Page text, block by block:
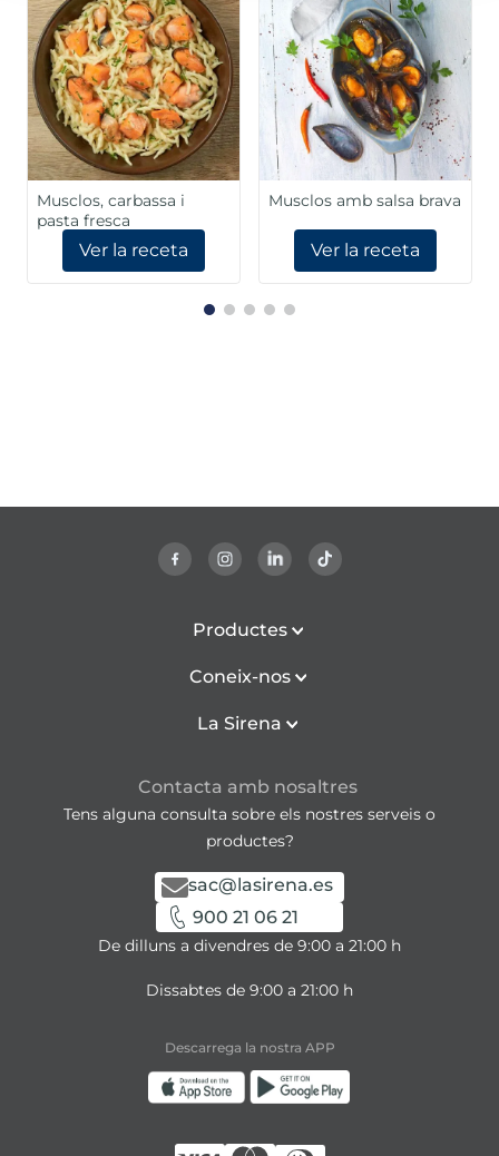
Musclos, carbassa i
pasta fresca
Ver la receta
Musclos amb salsa brava
Ver la receta
Productes
Coneix-nos
La Sirena
Contacta amb nosaltres
Tens alguna consulta sobre els nostres serveis o
productes?
sac@lasirena.es
900 21 06 21
De dilluns a divendres de 9:00 a 21:00 h
Dissabtes de 9:00 a 21:00 h
Descarrega la nostra APP